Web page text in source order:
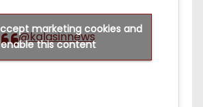
@kalasinnews
marketing cookies and
enable this content